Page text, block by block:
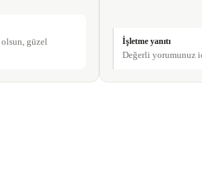
güzel
İşletme yanıtı
Değerli yorumunuz